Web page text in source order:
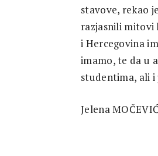
stavove, rekao
razjasnili mitovi
i Hercegovina
imamo, te da u
studentima, ali i
Jelena